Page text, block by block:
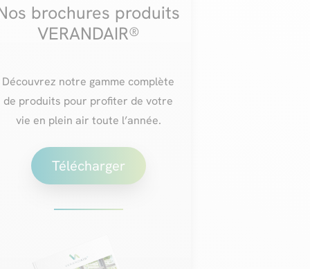
brochures produits
VERANDAIR®
Découvrez notre gamme complète
de produits pour profiter de votre
vie en plein air toute l’année.
Télécharger